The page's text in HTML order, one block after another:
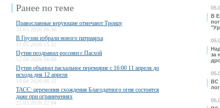
В
за
ВС
Ранее по теме
Православные верующие отмечают Троицу
31.05.2026 06:46
В Грузии избрали нового патриарха
11.05.2026 15:32
Путин поздравил россиян с Пасхой
12.04.2026 08:00
Путин объявил пасхальное перемирие с 16:00 11 апреля до
исхода дня 12 апреля
10.04.2026 06:32
ТАСС: церемония схождения Благодатного огня состоится
даже при ограничениях
22.03.2026 22:04